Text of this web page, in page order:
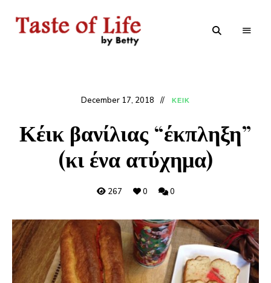
December 17, 2018 ΚΕΙΚ
Κέικ βανίλιας “έκπληξη”
(κι ένα ατύχημα)
267 0 0